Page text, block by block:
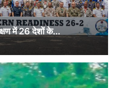
में 26 देशों के...